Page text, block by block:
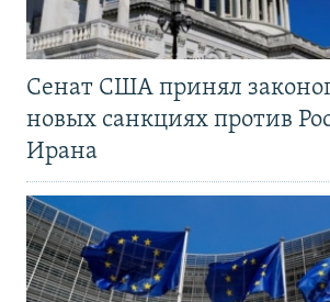
Сенат США принял
новых санкциях против
Ирана